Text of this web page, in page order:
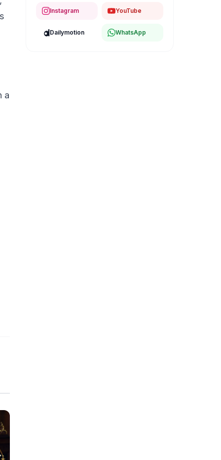
a
Instagram YouTube
Dailymotion WhatsApp